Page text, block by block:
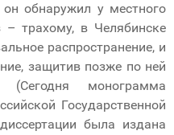
обнаружил у местного
– трахому, в Челябинске
распространение, и
защитив позже по ней
(Сегодня монограмма
Государственной
была издана